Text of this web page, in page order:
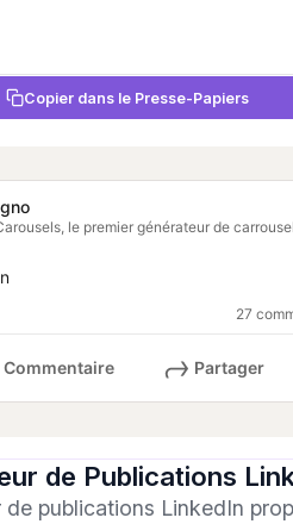
Copier dans le Presse-Papiers
le premier générateur de
27
Commentaire Partager
de Publications
publications LinkedIn